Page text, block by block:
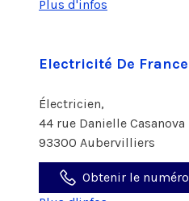
Plus d'infos
Electricité De France
Électricien,
44 rue Danielle Casanova
93300 Aubervilliers
Obtenir le numéro